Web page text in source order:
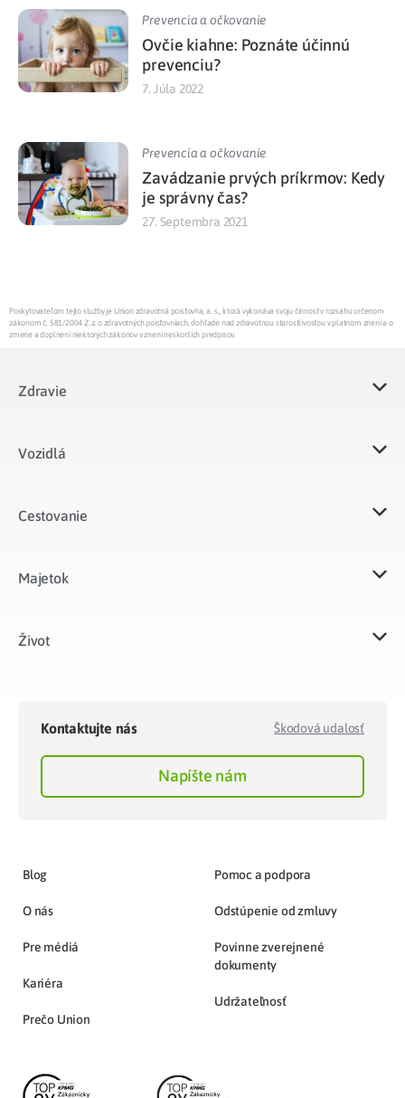
Prevencia a očkovanie
Ovčie kiahne: Poznáte účinnú
prevenciu?
7. Júla 2022
Prevencia a očkovanie
Zavádzanie prvých príkrmov: Kedy
je správny čas?
27. Septembra 2021
Poskytovateľom tejto služby je Union zdravotná poisťovňa, a. s., ktorá vykonáva svoju činnosť v rozsahu určenom
zákonom č. 581/2004 Z.z. o zdravotných poisťovniach, dohľade nad zdravotnou starostlivosťou v platnom znení a o
zmene a doplnení niektorých zákonov v znení neskorších predpisov.
Zdravie
Vozidlá​
Cestovanie
Majetok​
Život​
Kontaktujte nás Škodová udalosť
Napíšte nám
Blog
O nás
Pre médiá
Kariéra
Prečo Union
Pomoc a podpora
Odstúpenie od zmluvy
Povinne zverejnené
dokumenty
Udržateľnosť